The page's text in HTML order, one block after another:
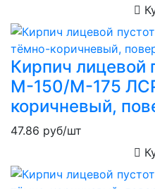
Кирпич лицевой
М-150/М-175
коричневый,
47.86 руб/шт